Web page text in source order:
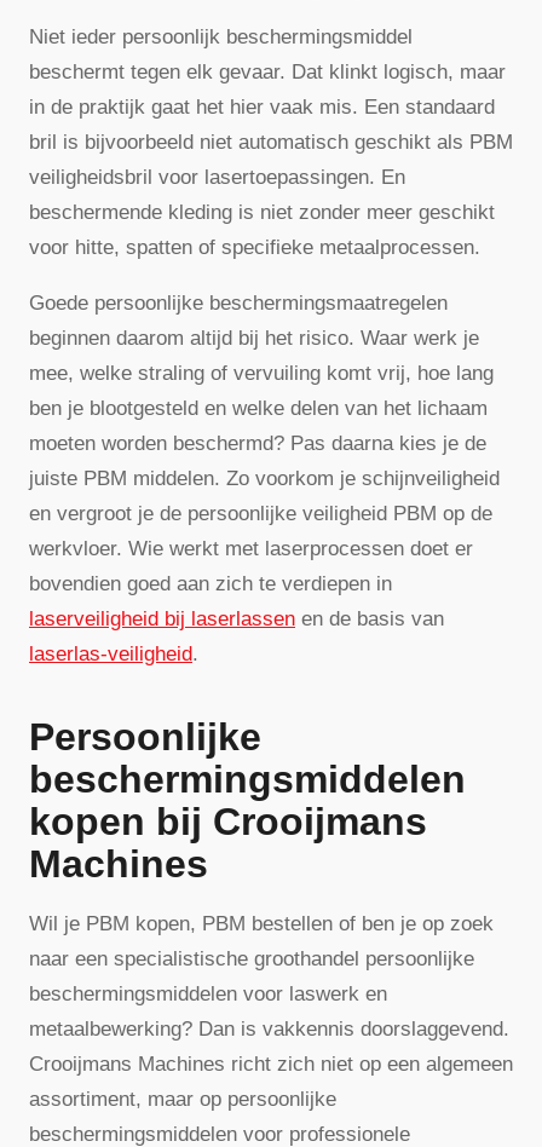
Niet ieder persoonlijk beschermingsmiddel
beschermt tegen elk gevaar. Dat klinkt logisch, maar
in de praktijk gaat het hier vaak mis. Een standaard
bril is bijvoorbeeld niet automatisch geschikt als PBM
veiligheidsbril voor lasertoepassingen. En
beschermende kleding is niet zonder meer geschikt
voor hitte, spatten of specifieke metaalprocessen.
Goede persoonlijke beschermingsmaatregelen
beginnen daarom altijd bij het risico. Waar werk je
mee, welke straling of vervuiling komt vrij, hoe lang
ben je blootgesteld en welke delen van het lichaam
moeten worden beschermd? Pas daarna kies je de
juiste PBM middelen. Zo voorkom je schijnveiligheid
en vergroot je de persoonlijke veiligheid PBM op de
werkvloer. Wie werkt met laserprocessen doet er
bovendien goed aan zich te verdiepen in
laserveiligheid bij laserlassen en de basis van
laserlas-veiligheid.
Persoonlijke
beschermingsmiddelen
kopen bij Crooijmans
Machines
Wil je PBM kopen, PBM bestellen of ben je op zoek
naar een specialistische groothandel persoonlijke
beschermingsmiddelen voor laswerk en
metaalbewerking? Dan is vakkennis doorslaggevend.
Crooijmans Machines richt zich niet op een algemeen
assortiment, maar op persoonlijke
beschermingsmiddelen voor professionele